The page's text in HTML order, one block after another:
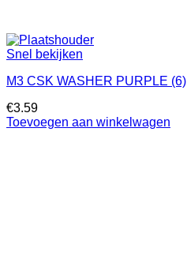
Snel bekijken
M3 CSK WASHER PURPLE (6)
€3.59
Toevoegen aan winkelwagen